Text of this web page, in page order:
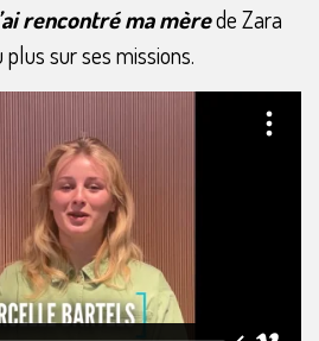
rencontré ma mèrede Zara
plus sur ses missions.